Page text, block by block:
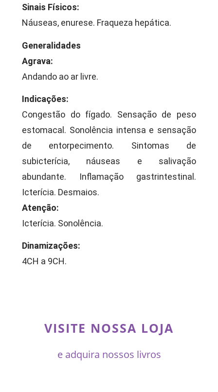
Sinais Físicos:
Náuseas, enurese. Fraqueza hepática.
Generalidades
Agrava:
Andando ao ar livre.
Indicações:
Congestão do fígado. Sensação de peso
estomacal. Sonolência intensa e sensação
de entorpecimento. Sintomas de
subicterícia, náuseas e salivação
abundante. Inflamação gastrintestinal.
Icterícia. Desmaios.
Atenção:
Icterícia. Sonolência.
Dinamizações:
4CH a 9CH.
VISITE NOSSA LOJA
e adquira nossos livros